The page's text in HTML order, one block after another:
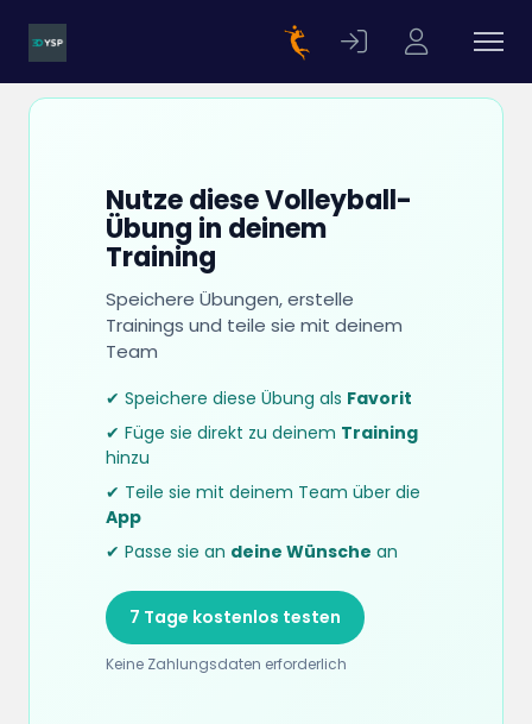
Nutze diese Volleyball-
Übung in deinem
Training
Speichere Übungen, erstelle
Trainings und teile sie mit deinem
Team
✔ Speichere diese Übung als Favorit
✔ Füge sie direkt zu deinem Training
hinzu
✔ Teile sie mit deinem Team über die
App
✔ Passe sie an deine Wünsche an
7 Tage kostenlos testen
Keine Zahlungsdaten erforderlich